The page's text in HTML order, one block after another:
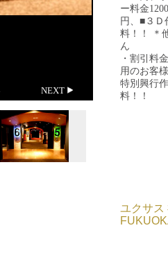
NEXT
ー料金
円、 ■３Ｄ
料！！
＊
ん
・割引料
用のお客
特別興行
料！！
ユクサス